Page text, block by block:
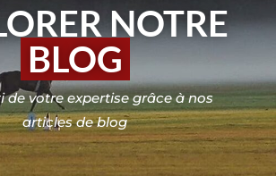
NOTRE
BLOG
de votre expertise grâce à nos
articles de blog